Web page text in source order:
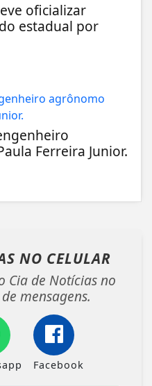
oficializar
estadual por
Ferreira Junior.
NO CELULAR
Cia de Notícias no
mensagens.
Facebook